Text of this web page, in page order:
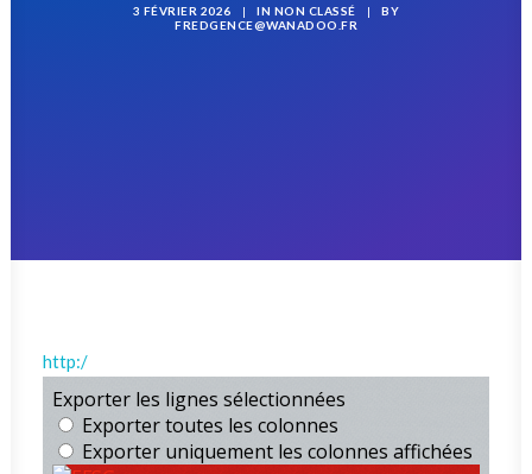
RECHERCHE
3 FÉVRIER 2026 | IN NON CLASSÉ |
BY
FREDGENCE@WANADOO.FR
http:/